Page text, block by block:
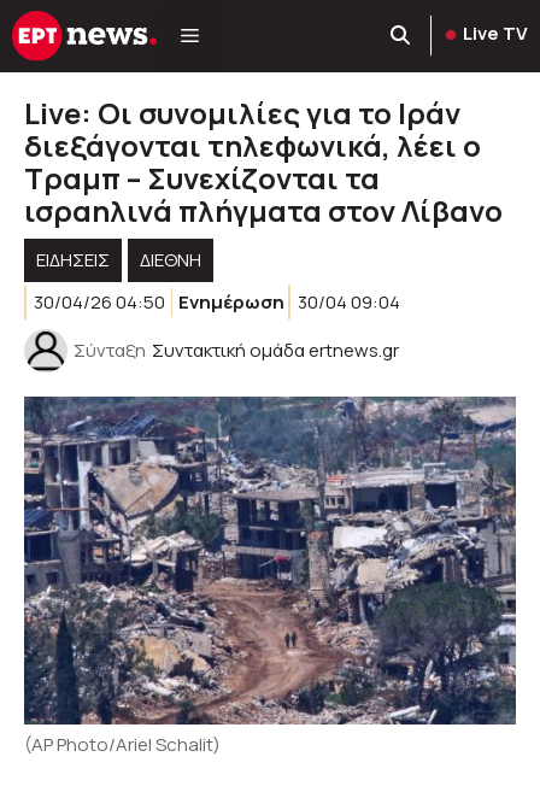
Μετάβαση
σε
Live TV
Live: Οι συνομιλίες για το Ιράν
διεξάγονται τηλεφωνικά, λέει ο
Τραμπ – Συνεχίζονται τα
ισραηλινά πλήγματα στον Λίβανο
ΕΙΔΗΣΕΙΣ
ΔΙΕΘΝΗ
30/04/26 04:50
Ενημέρωση
30/04 09:04
Σύνταξη Συντακτική ομάδα ertnews.gr
(AP Photo/Ariel Schalit)